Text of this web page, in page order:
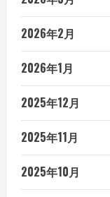
2026年2月
2026年1月
2025年12月
2025年11月
2025年10月